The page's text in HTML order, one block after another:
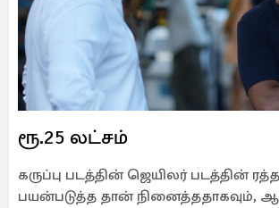
ரூ.25 லட்சம்
கருப்பு படத்தின் ஜெயிலர் படத்தின்
பயன்படுத்த தான் நினைத்ததாகவும்,